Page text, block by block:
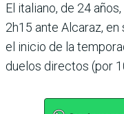
El italiano, de 24
2h15 ante Alcaraz,
el inicio de la
due­los directos (por